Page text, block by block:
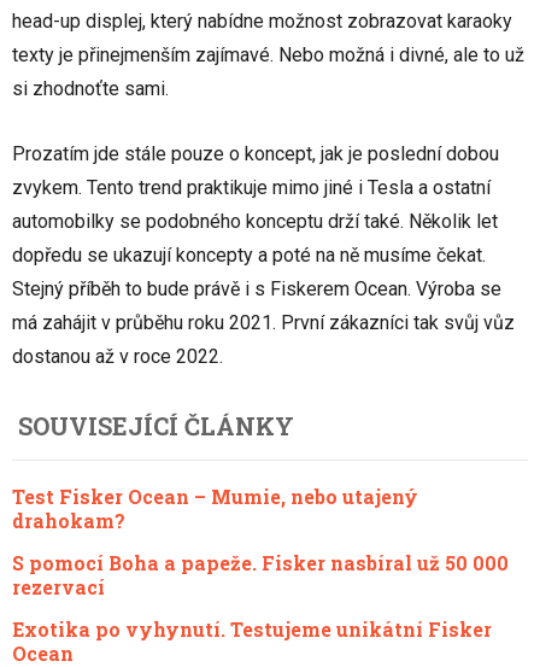
head-up displej, který nabídne možnost zobrazovat karaoky
texty je přinejmenším zajímavé. Nebo možná i divné, ale to už
si zhodnoťte sami.
Prozatím jde stále pouze o koncept, jak je poslední dobou
zvykem. Tento trend praktikuje mimo jiné i Tesla a ostatní
automobilky se podobného konceptu drží také. Několik let
dopředu se ukazují koncepty a poté na ně musíme čekat.
Stejný příběh to bude právě i s Fiskerem Ocean. Výroba se
má zahájit v průběhu roku 2021. První zákazníci tak svůj vůz
dostanou až v roce 2022.
SOUVISEJÍCÍ ČLÁNKY
Test Fisker Ocean – Mumie, nebo utajený
drahokam?
S pomocí Boha a papeže. Fisker nasbíral už 50 000
rezervací
Exotika po vyhynutí. Testujeme unikátní Fisker
Ocean